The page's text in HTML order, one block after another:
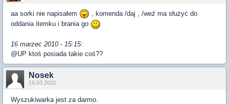
aa sorki nie napisałem
, komenda /daj , /weź ma służyć do
oddania itemku i brania go
16 marzec 2010 - 15:15:
@UP ktoś posiada takie coś??
Nosek
16.03.2010
Wyszukiwarka jest za darmo.